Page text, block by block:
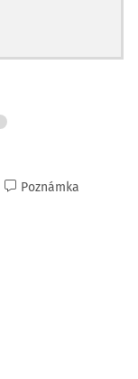
Poznámka